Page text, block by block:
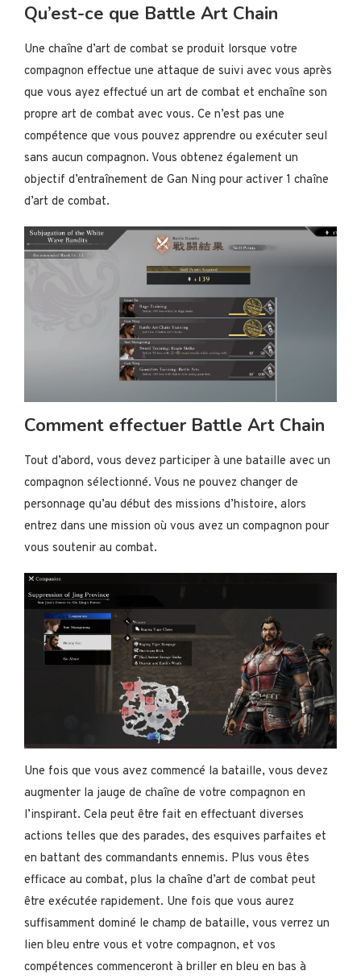
Qu’est-ce que Battle Art Chain
Une chaîne d’art de combat se produit lorsque votre
compagnon effectue une attaque de suivi avec vous après
que vous ayez effectué un art de combat et enchaîne son
propre art de combat avec vous. Ce n’est pas une
compétence que vous pouvez apprendre ou exécuter seul
sans aucun compagnon. Vous obtenez également un
objectif d’entraînement de Gan Ning pour activer 1 chaîne
d’art de combat.
Comment effectuer Battle Art Chain
Tout d’abord, vous devez participer à une bataille avec un
compagnon sélectionné. Vous ne pouvez changer de
personnage qu’au début des missions d’histoire, alors
entrez dans une mission où vous avez un compagnon pour
vous soutenir au combat.
Une fois que vous avez commencé la bataille, vous devez
augmenter la jauge de chaîne de votre compagnon en
l’inspirant. Cela peut être fait en effectuant diverses
actions telles que des parades, des esquives parfaites et
en battant des commandants ennemis. Plus vous êtes
efficace au combat, plus la chaîne d’art de combat peut
être exécutée rapidement. Une fois que vous aurez
suffisamment dominé le champ de bataille, vous verrez un
lien bleu entre vous et votre compagnon, et vos
compétences commenceront à briller en bleu en bas à